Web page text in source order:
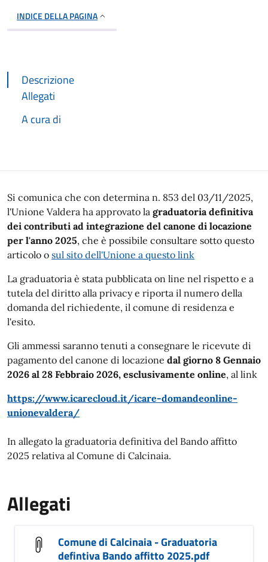
INDICE DELLA PAGINA
Descrizione
Allegati
A cura di
Descrizione
Si comunica che con determina n. 853 del 03/11/2025,
l'Unione Valdera ha approvato la graduatoria definitiva
dei contributi ad integrazione del canone di locazione
per l'anno 2025, che è possibile consultare sotto questo
articolo o sul sito dell'Unione a questo link
La graduatoria è stata pubblicata on line nel rispetto e a
tutela del diritto alla privacy e riporta il numero della
domanda del richiedente, il comune di residenza e
l'esito.
Gli ammessi saranno tenuti a consegnare le ricevute di
pagamento del canone di locazione dal giorno 8 Gennaio
2026 al 28 Febbraio 2026, esclusivamente online, al link
https://www.icarecloud.it/icare-domandeonline-
unionevaldera/
In allegato la graduatoria definitiva del Bando affitto
2025 relativa al Comune di Calcinaia.
Allegati
Comune di Calcinaia - Graduatoria
defintiva Bando affitto 2025.pdf